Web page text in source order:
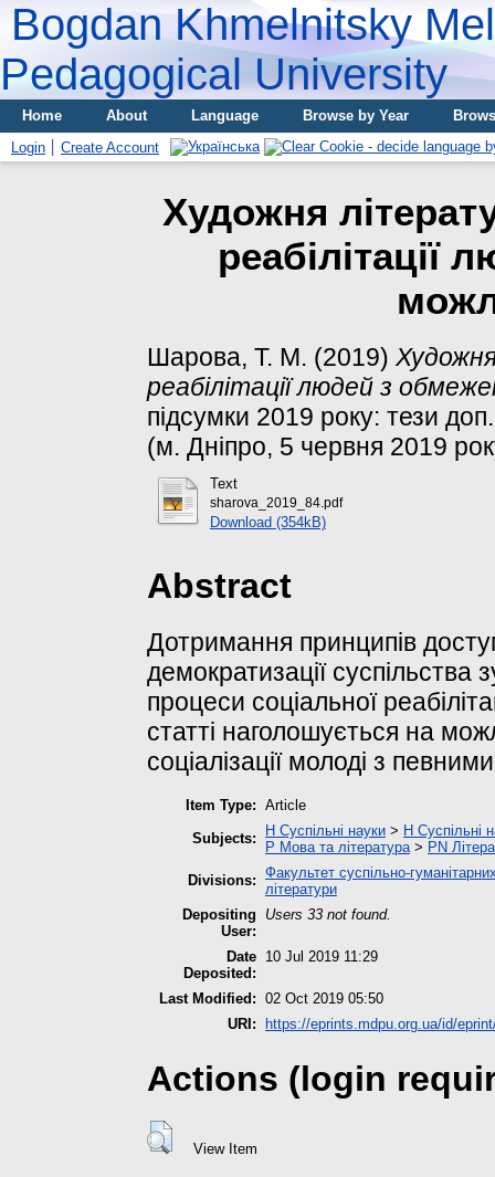
Bogdan Khmelnitsky
Pedagogical University
Home About Language Browse by Year
Login
Create Account
Художня
Шарова, Т. М. (2019)
реабілітації людей з
підсумки 2019 року: тези
(м. Дніпро, 5 червня 2019
Text
sharova_2019_84.pdf
Download (354kB)
Abstract
Дотримання принципів
демократизації суспільства
процеси соціальної
статті наголошується на
соціалізації молоді з
Item Type: Article
Subjects:
H Суспільні науки > H Суспільні
P Мова та література> PN
Divisions: Факультет суспільно-
літератури
Depositing
User:
Users 33 not found.
Date
Deposited:
10 Jul 2019 11:29
Last Modified: 02 Oct 2019 05:50
URI:
https://eprints.mdpu.org.ua/id/
Actions (login
View Item